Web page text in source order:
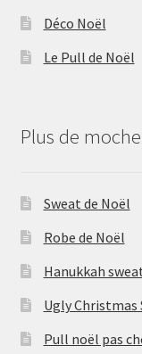
Déco Noël
Le Pull de Noël
Plus de moche
Sweat de Noël
Robe de Noël
Hanukkah
Ugly Christmas
Pull noël pas